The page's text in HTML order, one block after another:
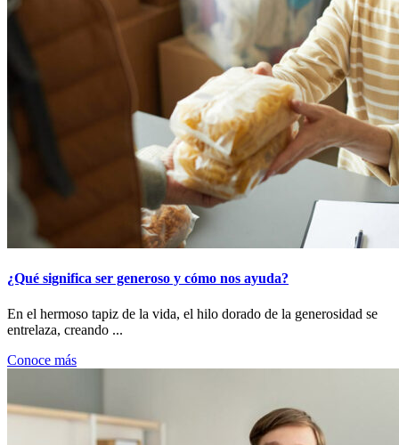
¿Qué significa ser generoso y cómo nos ayuda?
En el hermoso tapiz de la vida, el hilo dorado de la generosidad se
entrelaza, creando ...
Conoce más